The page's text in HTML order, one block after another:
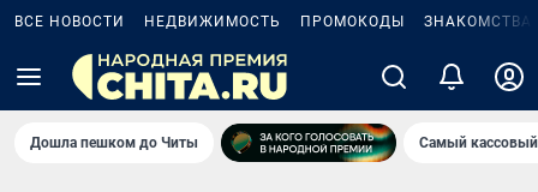
ВСЕ НОВОСТИ НЕДВИЖИМОСТЬ ПРОМОКОДЫ ЗНАКОМСТВА
Дошла пешком до Читы Самый